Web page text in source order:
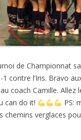
de Championnat
1 contre l’Iris. Bravo
coach Camille. Allez
can do it!
PS:
chemins verglaces